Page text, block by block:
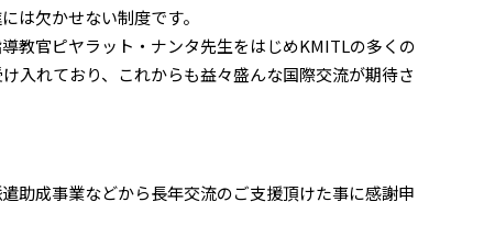
は欠かせない制度です。
教官ピヤラット・ナンタ先生をはじめKMITLの多くの
入れており、これからも益々盛んな国際交流が期待さ
助成事業などから長年交流のご支援頂けた事に感謝申